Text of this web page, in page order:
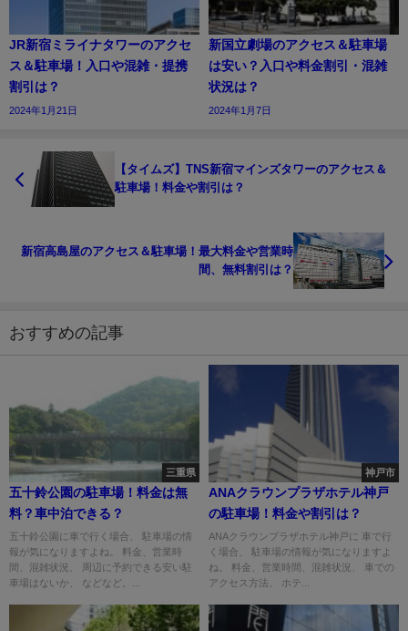
JR新宿ミライナタワーのアクセ
ス＆駐車場！入口や混雑・提携
割引は？
2024年1月21日
新国立劇場のアクセス＆駐車場
は安い？入口や料金割引・混雑
状況は？
2024年1月7日
【タイムズ】TNS新宿マインズタワーのアクセス＆
駐車場！料金や割引は？
新宿高島屋のアクセス＆駐車場！最大料金や営業時
間、無料割引は？
おすすめの記事
三重県
五十鈴公園の駐車場！料金は無
料？車中泊できる？
五十鈴公園に車で行く場合、 駐車場の情
報が気になりますよね。 料金、営業時
間、混雑状況、 周辺に予約できる安い駐
車場はないか、 などなど。...
神戸市
ANAクラウンプラザホテル神戸
の駐車場！料金や割引は？
ANAクラウンプラザホテル神戸に 車で行
く場合、 駐車場の情報が気になりますよ
ね。 料金、営業時間、混雑状況、 車での
アクセス方法、 ホテ...